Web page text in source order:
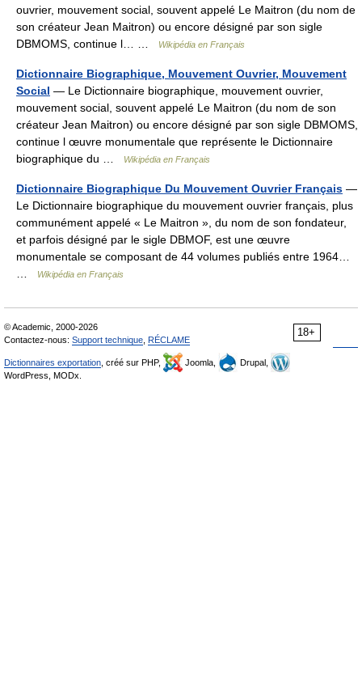
ouvrier, mouvement social, souvent appelé Le Maitron (du nom de
son créateur Jean Maitron) ou encore désigné par son sigle
DBMOMS, continue l… …
Wikipédia en Français
Dictionnaire Biographique, Mouvement Ouvrier, Mouvement
Social — Le Dictionnaire biographique, mouvement ouvrier,
mouvement social, souvent appelé Le Maitron (du nom de son
créateur Jean Maitron) ou encore désigné par son sigle DBMOMS,
continue l œuvre monumentale que représente le Dictionnaire
biographique du …
Wikipédia en Français
Dictionnaire Biographique Du Mouvement Ouvrier Français —
Le Dictionnaire biographique du mouvement ouvrier français, plus
communément appelé « Le Maitron », du nom de son fondateur,
et parfois désigné par le sigle DBMOF, est une œuvre
monumentale se composant de 44 volumes publiés entre 1964…
Wikipédia en Français
18+
© Academic, 2000-2026
Contactez-nous: Support technique RÉCLAME
Dictionnaires exportation , créé sur PHP, Joomla,
Drupal,
WordPress, MODx.